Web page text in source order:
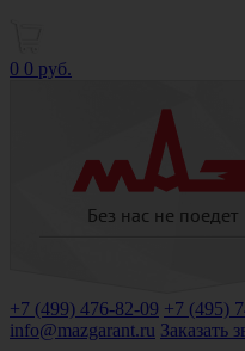
0 0 руб.
+7 (499) 476-82-09 +7 (495)
info@mazgarant.ru Заказать